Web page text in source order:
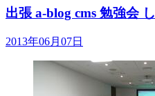
出張 a-blog cms 勉強会
2013年06月07日